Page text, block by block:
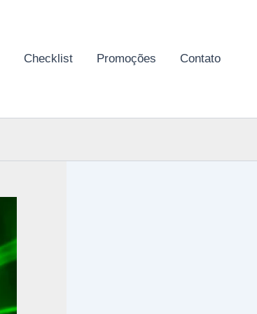
Checklist Promoções Contato